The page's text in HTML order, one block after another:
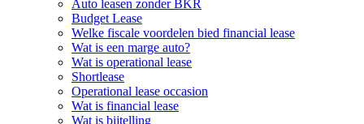
Auto leasen zonder BKR
Budget Lease
Welke fiscale voordelen bied financial lease
Wat is een marge auto?
Wat is operational lease
Shortlease
Operational lease occasion
Wat is financial lease
Wat is bijtelling